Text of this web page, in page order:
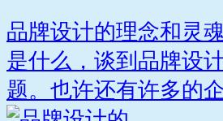
品牌设计的理念和灵
是什么，谈到品牌设
题。也许还有许多的